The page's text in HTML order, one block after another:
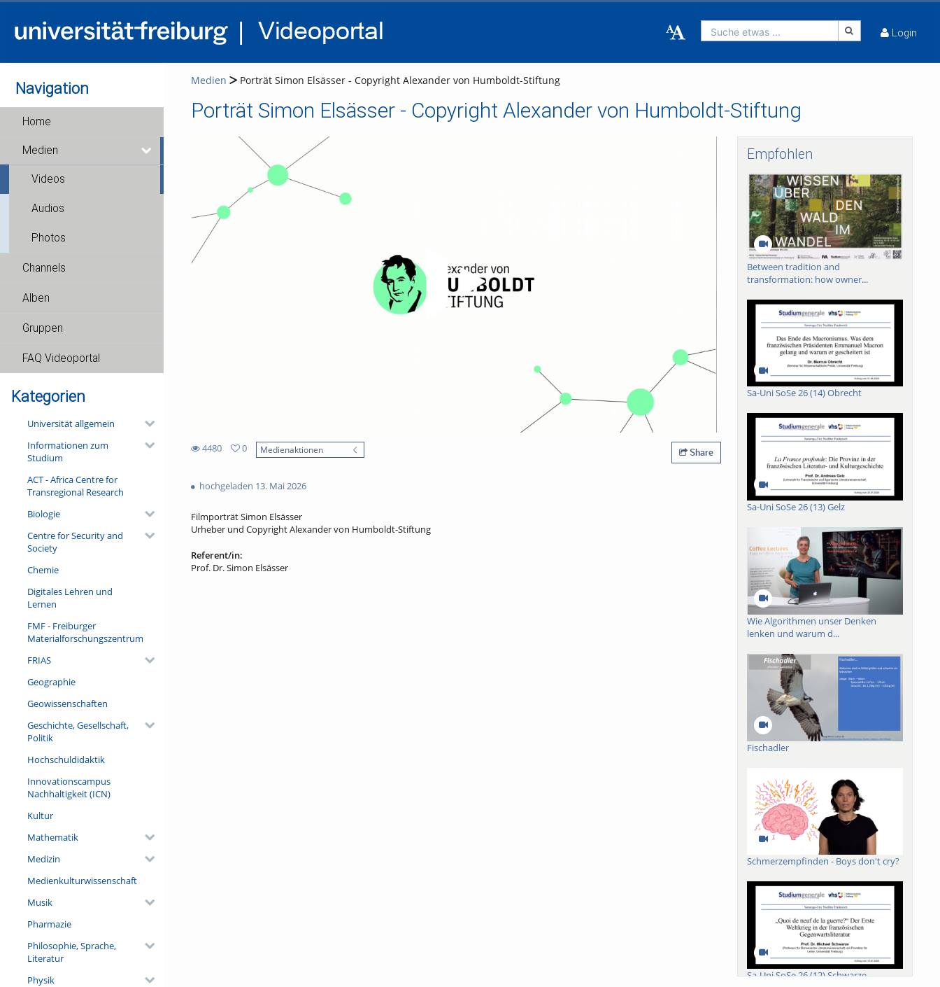
Suche etwas ... Login
Navigation
Home
Medien
Videos
Audios
Photos
Channels
Alben
Gruppen
FAQ Videoportal
Kategorien
Universität allgemein
Informationen zum
Studium
ACT - Africa Centre for
Transregional Research
Biologie
Centre for Security and
Society
Chemie
Digitales Lehren und
Lernen
FMF - Freiburger
Materialforschungszentrum
FRIAS
Geographie
Geowissenschaften
Geschichte, Gesellschaft,
Politik
Hochschuldidaktik
Innovationscampus
Nachhaltigkeit (ICN)
Kultur
Mathematik
Medizin
Medienkulturwissenschaft
Musik
Pharmazie
Philosophie, Sprache,
Literatur
Physik
Medien Porträt Simon Elsässer - Copyright Alexander von Humboldt-Stiftung
Porträt Simon Elsässer - Copyright Alexander von Humboldt-Stiftung
4480
views
0
Medienaktionen Share
hochgeladen 13. Mai 2026
Filmporträt Simon Elsässer
Urheber und Copyright Alexander von Humboldt-Stiftung
Referent/in:
Prof. Dr. Simon Elsässer
Empfohlen
Between tradition and
transformation: how owner...
Sa-Uni SoSe 26 (14) Obrecht
Sa-Uni SoSe 26 (13) Gelz
Wie Algorithmen unser Denken
lenken und warum d...
Fischadler
Schmerzempfinden - Boys don't cry?
Sa-Uni SoSe 26 (12) Schwarze